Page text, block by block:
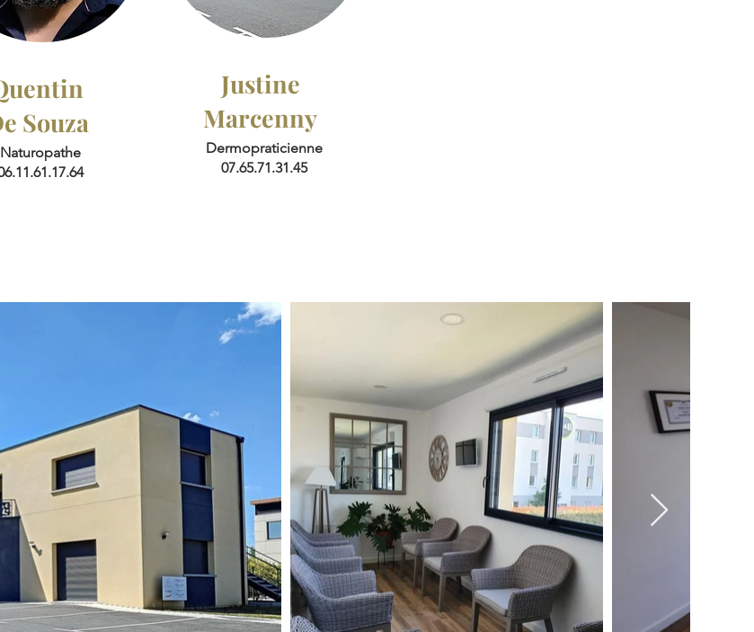
Souza
Naturopathe
Justine
Marcenny
Dermopraticienne
07.65.71.31.45